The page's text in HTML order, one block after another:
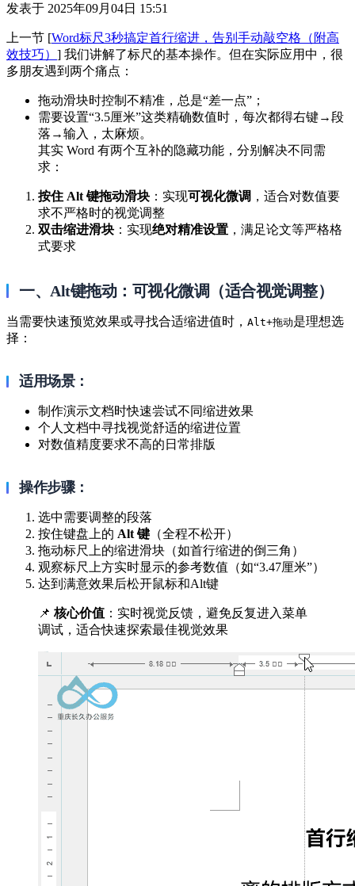
发表于 2025年09月04日 15:51
上一节 [Word标尺3秒搞定首行缩进，告别手动敲空格（附高
效技巧） ] 我们讲解了标尺的基本操作。但在实际应用中，很
多朋友遇到两个痛点：
拖动滑块时控制不精准，总是“差一点”；
需要设置“3.5厘米”这类精确数值时，每次都得右键→段
落→输入，太麻烦。
其实 Word 有两个互补的隐藏功能，分别解决不同需
求：
按住 Alt 键拖动滑块 ：实现可视化微调 ，适合对数值要
求不严格时的视觉调整
双击缩进滑块 ：实现绝对精准设置 ，满足论文等严格格
式要求
一、Alt键拖动：可视化微调（适合视觉调整）
当需要快速预览效果或寻找合适缩进值时， Alt+拖动是理想选
择：
适用场景：
制作演示文档时快速尝试不同缩进效果
个人文档中寻找视觉舒适的缩进位置
对数值精度要求不高的日常排版
操作步骤：
选中需要调整的段落
按住键盘上的 Alt 键 （全程不松开）
拖动标尺上的缩进滑块（如首行缩进的倒三角）
观察标尺上方实时显示的参考数值（如“3.47厘米”）
达到满意效果后松开鼠标和Alt键
📌 核心价值 ：实时视觉反馈，避免反复进入菜单
调试，适合快速探索最佳视觉效果